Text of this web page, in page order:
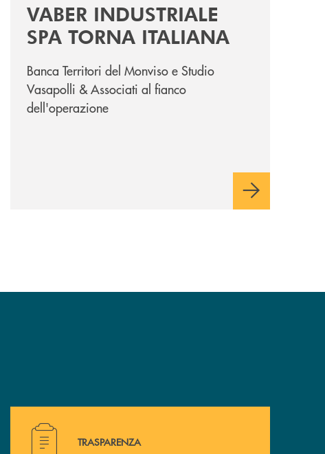
VABER INDUSTRIALE
SPA TORNA ITALIANA
Banca Territori del Monviso e Studio
Vasapolli & Associati al fianco
dell'operazione
Hai bisogno di alcuni documenti ? Vai alla pagina della
TRASPARENZA